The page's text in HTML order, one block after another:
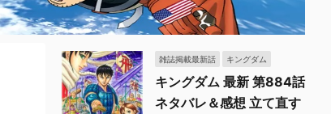
雑誌掲載最新話 キングダム
キングダム 最新 第884話
ネタバレ＆感想 立て直す